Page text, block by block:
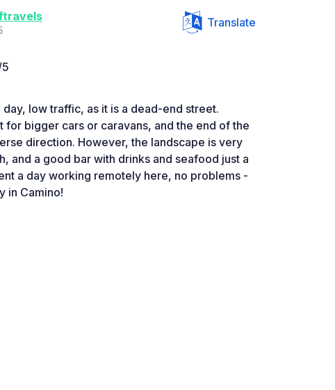
Translate
low traffic, as it is a dead-end street.
for bigger cars or caravans, and the end of the
direction. However, the landscape is very
and a good bar with drinks and seafood just a
a day working remotely here, no problems -
in Camino!